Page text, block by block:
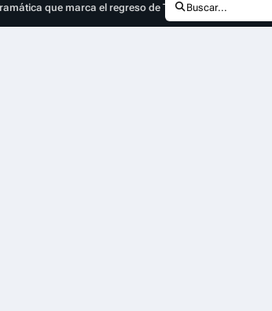
que marca el regreso de Tini Stoessel a la ficción
Buscar...